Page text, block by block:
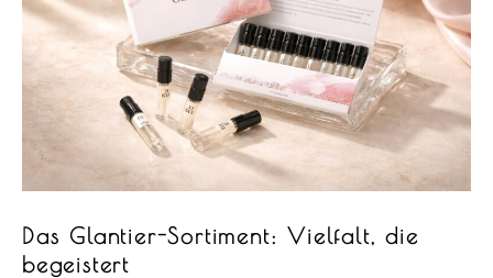
Das Glantier-Sortiment: Vielfalt, die
begeistert